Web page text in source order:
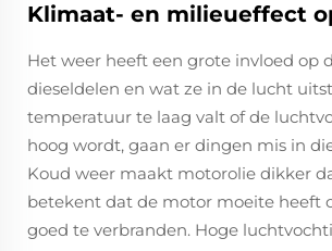
Klimaat- en milieueffect
Het weer heeft een grote invloed op
dieseldelen en wat ze in de lucht
temperatuur te laag valt of de
hoog wordt, gaan er dingen mis in
Koud weer maakt motorolie dikker
betekent dat de motor moeite heeft
goed te verbranden. Hoge